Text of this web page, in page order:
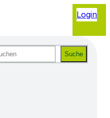
Suche
Login